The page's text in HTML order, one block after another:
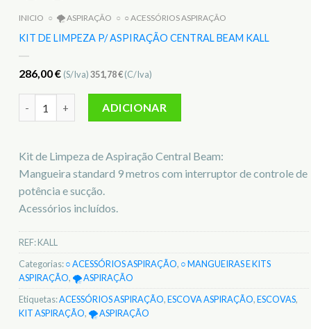
INICIO ○ 🌪️ ASPIRAÇÃO ○ ○ ACESSÓRIOS ASPIRAÇÃO
KIT DE LIMPEZA P/ ASPIRAÇÃO CENTRAL BEAM KALL
286,00€ (S/Iva)351,78€(C/Iva)
ADICIONAR
Kit de Limpeza de Aspiração Central Beam:
Mangueira standard 9 metros com interruptor de controle de
potência e sucção.
Acessórios incluídos.
REF:KALL
Categorias:○ ACESSÓRIOS ASPIRAÇÃO, ○ MANGUEIRAS E KITS
ASPIRAÇÃO, 🌪️ ASPIRAÇÃO
Etiquetas:ACESSÓRIOS ASPIRAÇÃO,ESCOVA ASPIRAÇÃO,ESCOVAS,
KIT ASPIRAÇÃO, 🌪️ ASPIRAÇÃO